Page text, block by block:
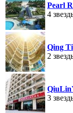
Pearl
4
Qing
2
3